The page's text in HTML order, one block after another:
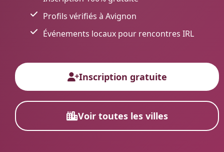
Profils vérifiés à Avignon
Événements locaux pour rencontres IRL
Inscription gratuite
Voir toutes les villes